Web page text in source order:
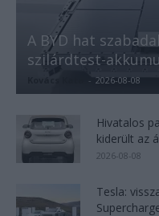
A BYD hat
szilárdtest-
- 2026-08-08
Hivatalos
kiderült az
2026-08-08
Tesla: